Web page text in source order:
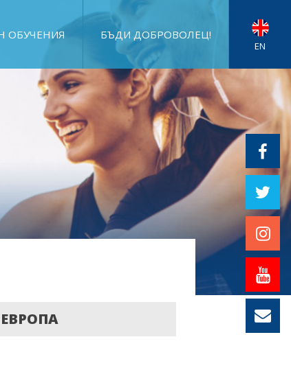
ОБУЧЕНИЯ БЪДИ ДОБРОВОЛЕЦ!
EN